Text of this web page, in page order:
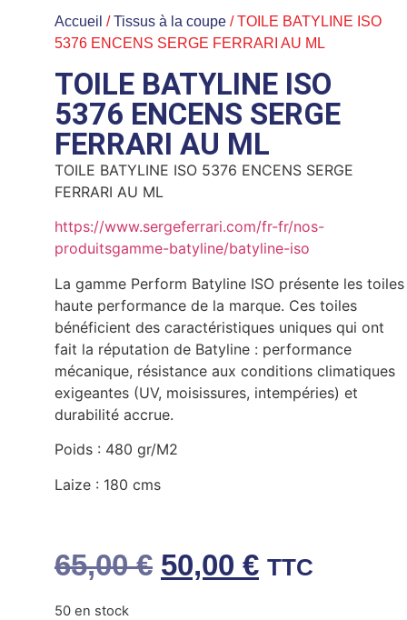
Accueil /Tissus à la coupe / TOILE BATYLINE ISO
5376 ENCENS SERGE FERRARI AU ML
TOILE BATYLINE ISO
5376 ENCENS SERGE
FERRARI AU ML
TOILE BATYLINE ISO 5376 ENCENS SERGE
FERRARI AU ML
https://www.sergeferrari.com/fr-fr/nos-
produitsgamme-batyline/batyline-iso
La gamme Perform Batyline ISO présente les toiles
haute performance de la marque. Ces toiles
bénéficient des caractéristiques uniques qui ont
fait la réputation de Batyline : performance
mécanique, résistance aux conditions climatiques
exigeantes (UV, moisissures, intempéries) et
durabilité accrue.
Poids : 480 gr/M2
Laize : 180 cms
65,00€ 50,00 € TTC
50 en stock